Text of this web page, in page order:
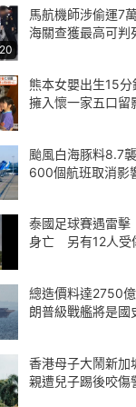
馬航機師涉偷運7
海關查獲最高可判
熊本女嬰出生15
擁入懷一家五口留
颱風白海豚料8.7
600個航班取消影
泰國足球賽遇雷
身亡 另有12人受
總造價料達2750
朗普級戰艦將是國
香港母子大鬧新
親遭兒子踢後咬